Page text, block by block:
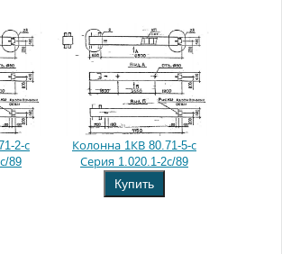
2-с
89
Колонна 1КВ 80.71-5-с
Серия 1.020.1-2с/89
Купить